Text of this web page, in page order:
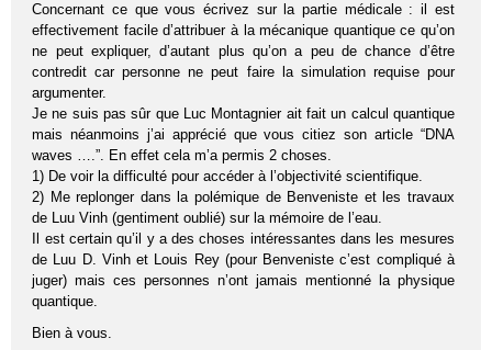
Concernant ce que vous écrivez sur la partie médicale : il est
effectivement facile d’attribuer à la mécanique quantique ce qu’on
ne peut expliquer, d’autant plus qu’on a peu de chance d’être
contredit car personne ne peut faire la simulation requise pour
argumenter.
Je ne suis pas sûr que Luc Montagnier ait fait un calcul quantique
mais néanmoins j’ai apprécié que vous citiez son article “DNA
waves ….”. En effet cela m’a permis 2 choses.
1) De voir la difficulté pour accéder à l’objectivité scientifique.
2) Me replonger dans la polémique de Benveniste et les travaux
de Luu Vinh (gentiment oublié) sur la mémoire de l’eau.
Il est certain qu’il y a des choses intéressantes dans les mesures
de Luu D. Vinh et Louis Rey (pour Benveniste c’est compliqué à
juger) mais ces personnes n’ont jamais mentionné la physique
quantique.
Bien à vous.